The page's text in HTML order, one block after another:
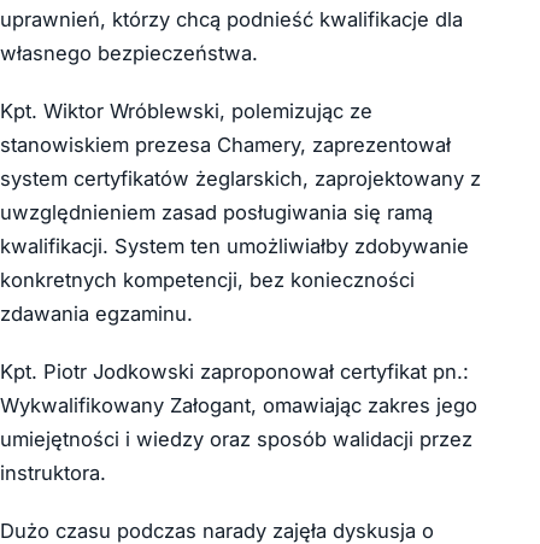
uprawnień, którzy chcą podnieść kwalifikacje dla
własnego bezpieczeństwa.
Kpt. Wiktor Wróblewski, polemizując ze
stanowiskiem prezesa Chamery, zaprezentował
system certyfikatów żeglarskich, zaprojektowany z
uwzględnieniem zasad posługiwania się ramą
kwalifikacji. System ten umożliwiałby zdobywanie
konkretnych kompetencji, bez konieczności
zdawania egzaminu.
Kpt. Piotr Jodkowski zaproponował certyfikat pn.:
Wykwalifikowany Załogant, omawiając zakres jego
umiejętności i wiedzy oraz sposób walidacji przez
instruktora.
Dużo czasu podczas narady zajęła dyskusja o